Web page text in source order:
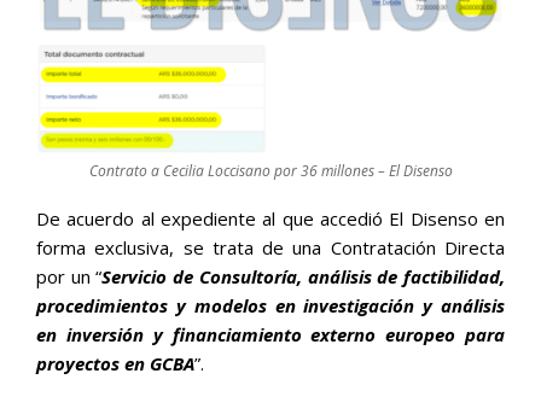
Contrato a Cecilia Loccisano por 36 millones – El Disenso
De acuerdo al expediente al que accedió El Disenso en
forma exclusiva, se trata de una Contratación Directa
por un “Servicio de Consultoría, análisis de factibilidad,
procedimientos y modelos en investigación y análisis
en inversión y financiamiento externo europeo para
proyectos en GCBA”.